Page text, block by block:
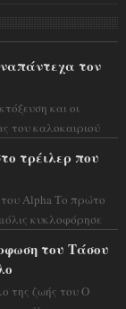
τον
και οι
του καλοκαιριού
τρέιλερ που
Alpha Το πρώτο
κυκλοφόρησε
του Τάσου
της ζωής του Ο